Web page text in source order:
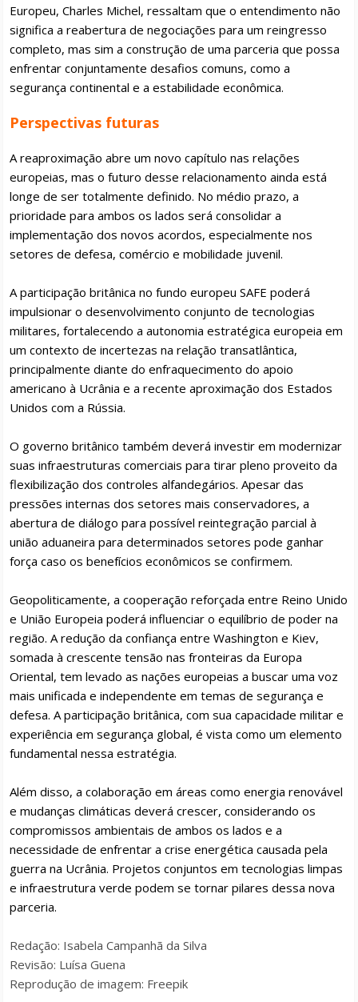
Europeu, Charles Michel, ressaltam que o entendimento não
significa a reabertura de negociações para um reingresso
completo, mas sim a construção de uma parceria que possa
enfrentar conjuntamente desafios comuns, como a
segurança continental e a estabilidade econômica.
Perspectivas futuras
A reaproximação abre um novo capítulo nas relações
europeias, mas o futuro desse relacionamento ainda está
longe de ser totalmente definido. No médio prazo, a
prioridade para ambos os lados será consolidar a
implementação dos novos acordos, especialmente nos
setores de defesa, comércio e mobilidade juvenil.
A participação britânica no fundo europeu SAFE poderá
impulsionar o desenvolvimento conjunto de tecnologias
militares, fortalecendo a autonomia estratégica europeia em
um contexto de incertezas na relação transatlântica,
principalmente diante do enfraquecimento do apoio
americano à Ucrânia e a recente aproximação dos Estados
Unidos com a Rússia.
O governo britânico também deverá investir em modernizar
suas infraestruturas comerciais para tirar pleno proveito da
flexibilização dos controles alfandegários. Apesar das
pressões internas dos setores mais conservadores, a
abertura de diálogo para possível reintegração parcial à
união aduaneira para determinados setores pode ganhar
força caso os benefícios econômicos se confirmem.
Geopoliticamente, a cooperação reforçada entre Reino Unido
e União Europeia poderá influenciar o equilíbrio de poder na
região. A redução da confiança entre Washington e Kiev,
somada à crescente tensão nas fronteiras da Europa
Oriental, tem levado as nações europeias a buscar uma voz
mais unificada e independente em temas de segurança e
defesa. A participação britânica, com sua capacidade militar e
experiência em segurança global, é vista como um elemento
fundamental nessa estratégia.
Além disso, a colaboração em áreas como energia renovável
e mudanças climáticas deverá crescer, considerando os
compromissos ambientais de ambos os lados e a
necessidade de enfrentar a crise energética causada pela
guerra na Ucrânia. Projetos conjuntos em tecnologias limpas
e infraestrutura verde podem se tornar pilares dessa nova
parceria.
Redação: Isabela Campanhã da Silva
Revisão: Luísa Guena
Reprodução de imagem: Freepik